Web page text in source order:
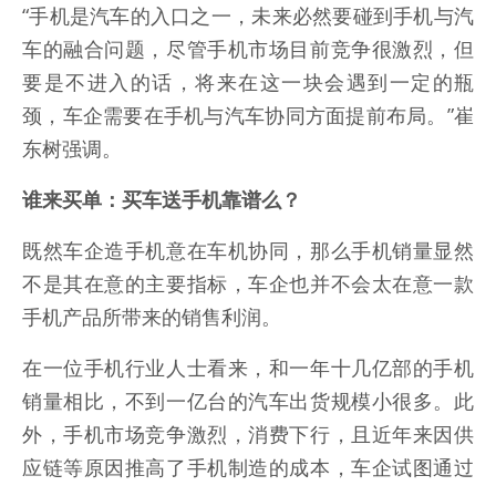
“手机是汽车的入口之一，未来必然要碰到手机与汽
车的融合问题，尽管手机市场目前竞争很激烈，但
要是不进入的话，将来在这一块会遇到一定的瓶
颈，车企需要在手机与汽车协同方面提前布局。”崔
东树强调。
谁来买单：买车送手机靠谱么？
既然车企造手机意在车机协同，那么手机销量显然
不是其在意的主要指标，车企也并不会太在意一款
手机产品所带来的销售利润。
在一位手机行业人士看来，和一年十几亿部的手机
销量相比，不到一亿台的汽车出货规模小很多。此
外，手机市场竞争激烈，消费下行，且近年来因供
应链等原因推高了手机制造的成本，车企试图通过